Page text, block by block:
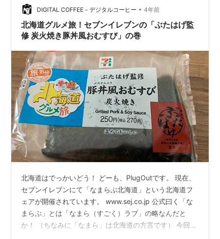
DIGITAL COFFEE－デジタルコーヒー • 4年前
北海道グルメ旅！セブンイレブンの「ぶたはげ監
修 炭火焼き豚丼風おむすび」の巻
北海道はでっかいどう！ どーも、PlugOutです。 現在、
セブンイレブンにて「なまらぶ北海道」という北海道フ
ェアが開催されています。 www.sej.co.jp 公式曰く「な
まらぶ」とは「なまら（すごく）ラブ」の略なんだと
か！ （ちなみに「なまら」は北海道の方言です） 今回は